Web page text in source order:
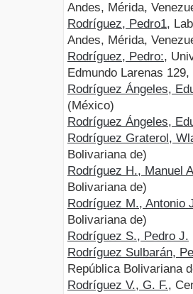
Andes, Mérida,
Rodríguez, Pedro1,
Andes, Mérida,
Rodríguez, Pedro:,
Edmundo Larenas
Rodríguez Ángeles,
(México)
Rodríguez Ángeles,
Rodríguez Graterol,
Bolivariana de)
Rodríguez H., Manuel
Bolivariana de)
Rodríguez M., Antonio
Bolivariana de)
Rodríguez S., Pedro J.
Rodríguez Sulbarán,
República Bolivariana
Rodríguez V., G. F.,